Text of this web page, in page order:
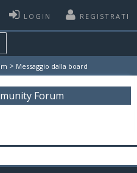
LOGIN REGISTRATI
> Messaggio dalla board
Forum